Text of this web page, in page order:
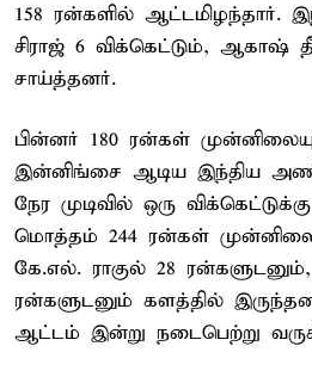
158 ரன்களில் ஆட்டமிழந்தார்.
சிராஜ் 6 விக்கெட்டும், ஆகாஷ்
சாய்த்தனர்.
பின்னர் 180 ரன்கள்
இன்னிங்சை ஆடிய இந்திய
நேர முடிவில் ஒரு
மொத்தம் 244 ரன்கள் முன்னிலை
கே.எல். ராகுல் 28
ரன்களுடனும் களத்தில்
ஆட்டம் இன்று நடைபெற்று